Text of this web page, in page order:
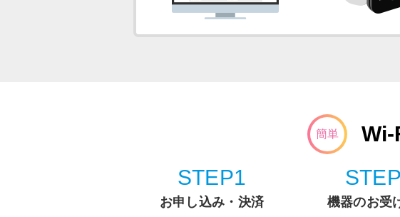
簡単
Wi-
STEP1
お申し込み・決済 機器のお受